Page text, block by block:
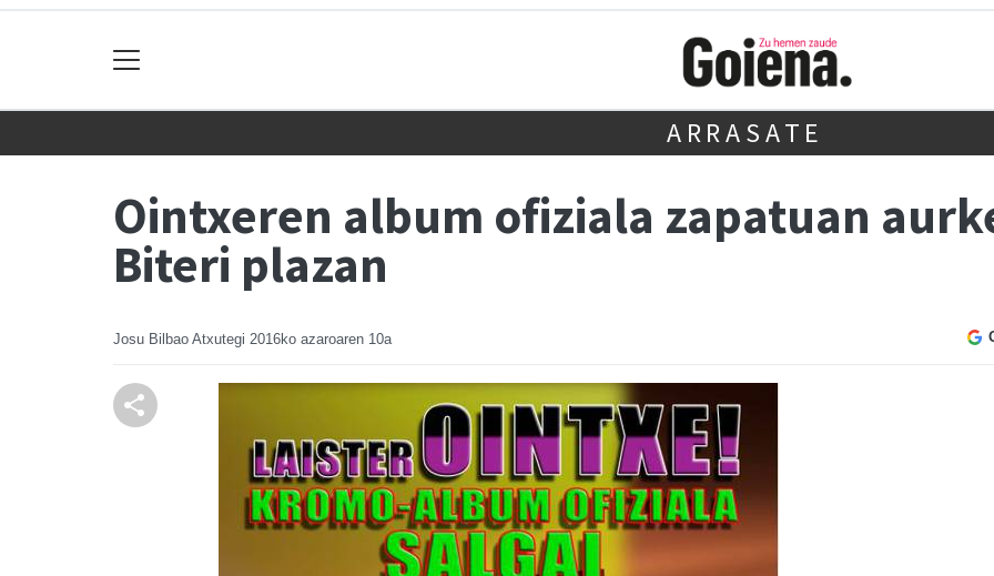
ARRASATE
Ointxeren album ofiziala zapatuan
Biteri plazan
Josu Bilbao Atxutegi 2016ko azaroaren 10a